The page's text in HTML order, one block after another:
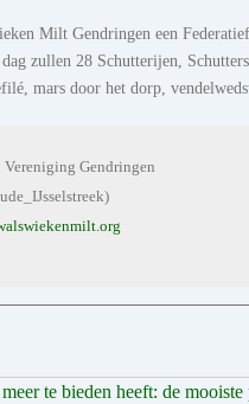
Milt Gendringen een
zullen 28 Schutterijen,
mars door het dorp,
Vereniging Gendringen
te bieden heeft: de